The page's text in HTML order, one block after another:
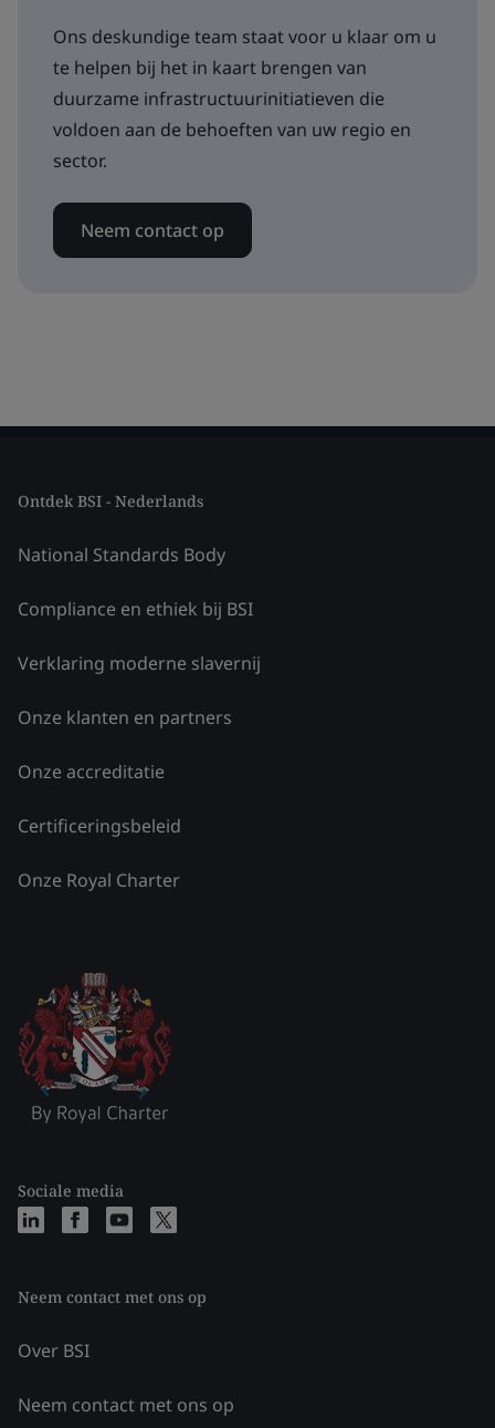
Ons deskundige team staat voor u klaar om u
te helpen bij het in kaart brengen van
duurzame infrastructuurinitiatieven die
voldoen aan de behoeften van uw regio en
sector.
Neem contact op
Ontdek BSI - Nederlands
National Standards Body
Compliance en ethiek bij BSI
Verklaring moderne slavernij
Onze klanten en partners
Onze accreditatie
Certificeringsbeleid
Onze Royal Charter
Sociale media
Neem contact met ons op
Over BSI
Neem contact met ons op